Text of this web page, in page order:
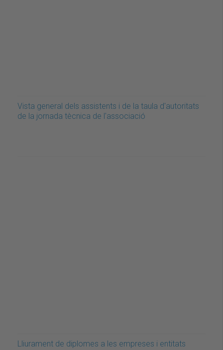
Vista general dels assistents i de la taula d'autoritats
de la jornada tècnica de l'associació
Lliurament de diplomes a les empreses i entitats